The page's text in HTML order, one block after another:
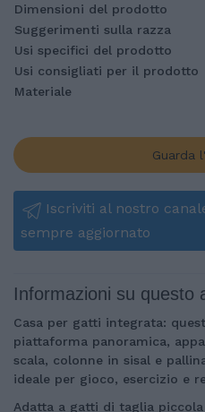
Dimensioni del prodotto
Suggerimenti sulla razza
Usi specifici del prodotto
Usi consigliati per il prodotto
Materiale
Guarda
Iscriviti al nostro
sempre aggiornato
Informazioni su questo
Casa per gatti integrata:
piattaforma panoramica,
scala, colonne in sisal e
ideale per gioco, esercizio e
Adatta a gatti di taglia